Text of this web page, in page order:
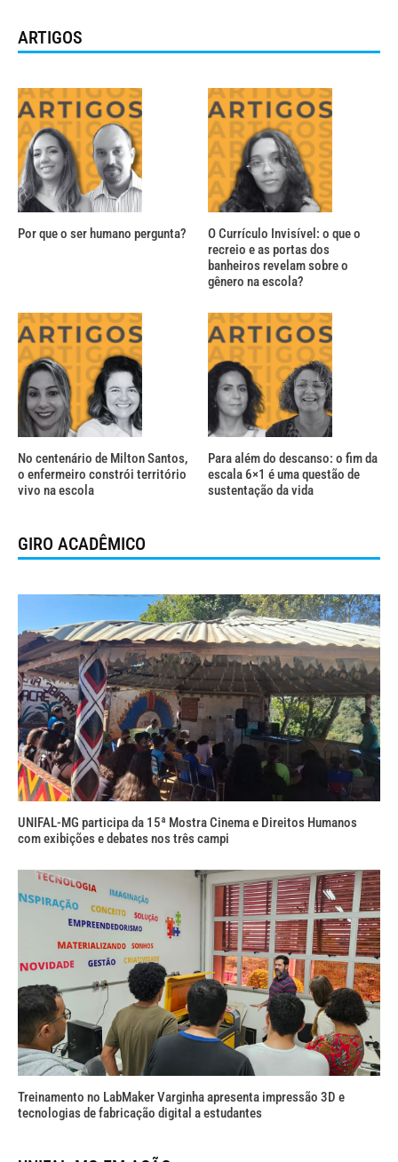
ARTIGOS
Por que o ser humano pergunta?
O Currículo Invisível: o que o
recreio e as portas dos
banheiros revelam sobre o
gênero na escola?
No centenário de Milton Santos,
o enfermeiro constrói território
vivo na escola
Para além do descanso: o fim da
escala 6×1 é uma questão de
sustentação da vida
GIRO ACADÊMICO
UNIFAL-MG participa da 15ª Mostra Cinema e Direitos Humanos
com exibições e debates nos três campi
Treinamento no LabMaker Varginha apresenta impressão 3D e
tecnologias de fabricação digital a estudantes